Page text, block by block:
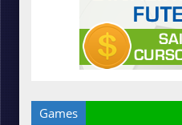
Games